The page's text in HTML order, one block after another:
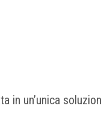
in un’unica